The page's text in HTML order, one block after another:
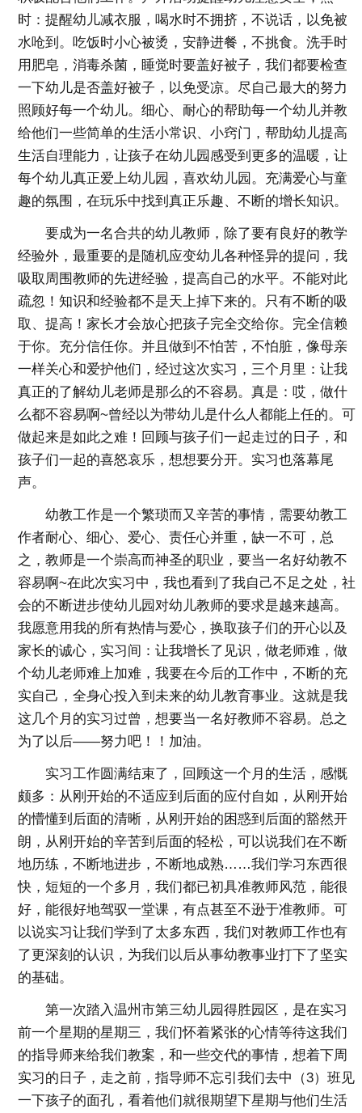
时：提醒幼儿减衣服，喝水时不拥挤，不说话，以免被
水呛到。吃饭时小心被烫，安静进餐，不挑食。洗手时
用肥皂，消毒杀菌，睡觉时要盖好被子，我们都要检查
一下幼儿是否盖好被子，以免受凉。尽自己最大的努力
照顾好每一个幼儿。细心、耐心的帮助每一个幼儿并教
给他们一些简单的生活小常识、小窍门，帮助幼儿提高
生活自理能力，让孩子在幼儿园感受到更多的温暖，让
每个幼儿真正爱上幼儿园，喜欢幼儿园。充满爱心与童
趣的氛围，在玩乐中找到真正乐趣、不断的增长知识。
要成为一名合共的幼儿教师，除了要有良好的教学
经验外，最重要的是随机应变幼儿各种怪异的提问，我
吸取周围教师的先进经验，提高自己的水平。不能对此
疏忽！知识和经验都不是天上掉下来的。只有不断的吸
取、提高！家长才会放心把孩子完全交给你。完全信赖
于你。充分信任你。并且做到不怕苦，不怕脏，像母亲
一样关心和爱护他们，经过这次实习，三个月里：让我
真正的了解幼儿老师是那么的不容易。真是：哎，做什
么都不容易啊~曾经以为带幼儿是什么人都能上任的。可
做起来是如此之难！回顾与孩子们一起走过的日子，和
孩子们一起的喜怒哀乐，想想要分开。实习也落幕尾
声。
幼教工作是一个繁琐而又辛苦的事情，需要幼教工
作者耐心、细心、爱心、责任心并重，缺一不可，总
之，教师是一个崇高而神圣的职业，要当一名好幼教不
容易啊~在此次实习中，我也看到了我自己不足之处，社
会的不断进步使幼儿园对幼儿教师的要求是越来越高。
我愿意用我的所有热情与爱心，换取孩子们的开心以及
家长的诚心，实习间：让我增长了见识，做老师难，做
个幼儿老师难上加难，我要在今后的工作中，不断的充
实自己，全身心投入到未来的幼儿教育事业。这就是我
这几个月的实习过曾，想要当一名好教师不容易。总之
为了以后——努力吧！！加油。
实习工作圆满结束了，回顾这一个月的生活，感慨
颇多：从刚开始的不适应到后面的应付自如，从刚开始
的懵懂到后面的清晰，从刚开始的困惑到后面的豁然开
朗，从刚开始的辛苦到后面的轻松，可以说我们在不断
地历练，不断地进步，不断地成熟……我们学习东西很
快，短短的一个多月，我们都已初具准教师风范，能很
好，能很好地驾驭一堂课，有点甚至不逊于准教师。可
以说实习让我们学到了太多东西，我们对教师工作也有
了更深刻的认识，为我们以后从事幼教事业打下了坚实
的基础。
第一次踏入温州市第三幼儿园得胜园区，是在实习
前一个星期的星期三，我们怀着紧张的心情等待这我们
的指导师来给我们教案，和一些交代的事情，想着下周
实习的日子，走之前，指导师不忘引我们去中（3）班见
一下孩子的面孔，看着他们就很期望下星期与他们生活